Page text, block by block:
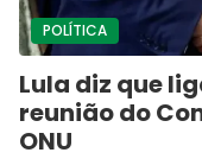
POLÍTICA
Lula diz que
reunião do
ONU